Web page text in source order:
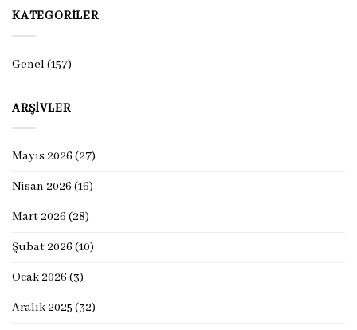
KATEGORILER
Genel(157)
ARŞIVLER
Mayıs 2026 (27)
Nisan 2026 (16)
Mart 2026 (28)
Şubat 2026 (10)
Ocak 2026 (3)
Aralık 2025 (32)